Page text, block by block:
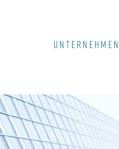
UNTERNEHMEN